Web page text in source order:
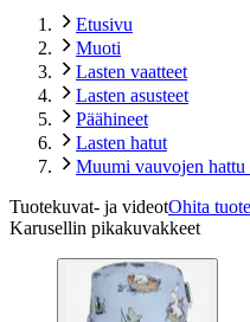
Etusivu
Muoti
Lasten vaatteet
Lasten asusteet
Päähineet
Lasten hatut
Muumi vauvojen hattu
Tuotekuvat- ja videotOhita
Karusellin pikakuvakkeet